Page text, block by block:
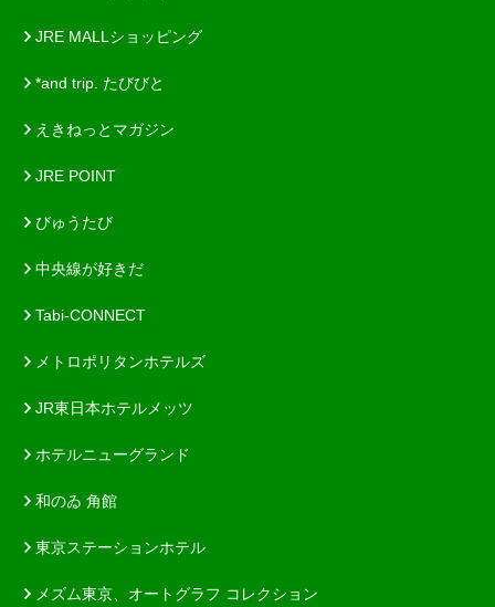
JRE MALLショッピング
*and trip. たびびと
えきねっとマガジン
JRE POINT
びゅうたび
中央線が好きだ
Tabi-CONNECT
メトロポリタンホテルズ
JR東日本ホテルメッツ
ホテルニューグランド
和のゐ 角館
東京ステーションホテル
メズム東京、オートグラフ コレクション